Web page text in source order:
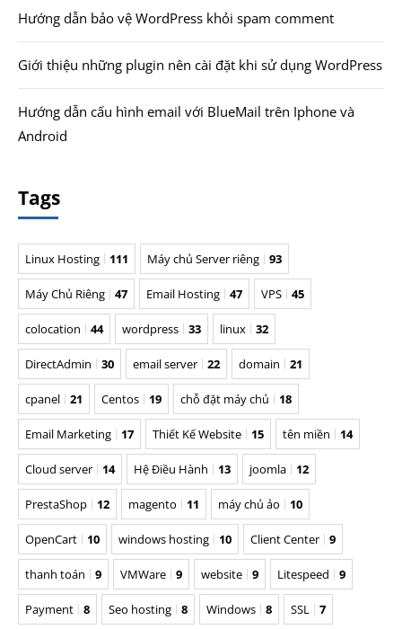
Hướng dẫn bảo vệ WordPress khỏi spam comment
Giới thiệu những plugin nên cài đặt khi sử dụng WordPress
Hướng dẫn cấu hình email với BlueMail trên Iphone và
Android
Tags
Linux Hosting 111 Máy chủ Server riêng 93
Máy Chủ Riêng 47 Email Hosting 47 VPS 45
colocation 44 wordpress 33 linux 32
DirectAdmin 30 email server 22 domain 21
cpanel 21 Centos 19 chỗ đặt máy chủ 18
Email Marketing 17 Thiết Kế Website 15 tên miền 14
Cloud server 14 Hệ Điều Hành 13 joomla 12
PrestaShop 12 magento 11 máy chủ ảo 10
OpenCart 10 windows hosting 10 Client Center 9
thanh toán 9 VMWare 9 website 9 Litespeed 9
Payment 8 Seo hosting 8 Windows 8 SSL 7